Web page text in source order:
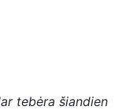
tebėra šiandien